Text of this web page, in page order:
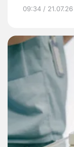
09:34 / 21.07.26